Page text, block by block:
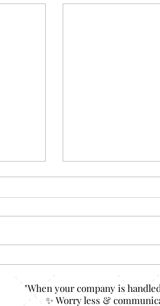
"When your company is
✨ Worry less &